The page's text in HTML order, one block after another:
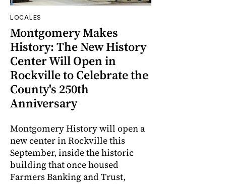
LOCALES
Montgomery Makes
History: The New History
Center Will Open in
Rockville to Celebrate the
County's 250th
Anniversary
Montgomery History will open a
new center in Rockville this
September, inside the historic
building that once housed
Farmers Banking and Trust,